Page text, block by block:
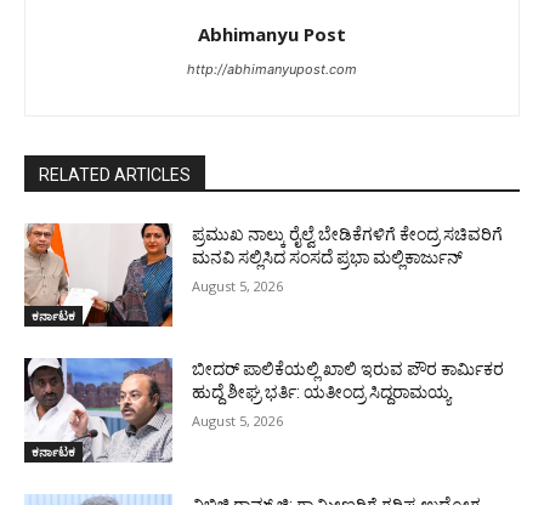
Abhimanyu Post
http://abhimanyupost.com
RELATED ARTICLES
ಕರ್ನಾಟಕ
ಪ್ರಮುಖ ನಾಲ್ಕು ರೈಲ್ವೆ ಬೇಡಿಕೆಗಳಿಗೆ ಕೇಂದ್ರ ಸಚಿವರಿಗೆ
ಮನವಿ ಸಲ್ಲಿಸಿದ ಸಂಸದೆ ಪ್ರಭಾ ಮಲ್ಲಿಕಾರ್ಜುನ್
August 5, 2026
ಕರ್ನಾಟಕ
ಬೀದರ್ ಪಾಲಿಕೆಯಲ್ಲಿ ಖಾಲಿ ಇರುವ ಪೌರ ಕಾರ್ಮಿಕರ
ಹುದ್ದೆ ಶೀಘ್ರ ಭರ್ತಿ: ಯತೀಂದ್ರ ಸಿದ್ದರಾಮಯ್ಯ
August 5, 2026